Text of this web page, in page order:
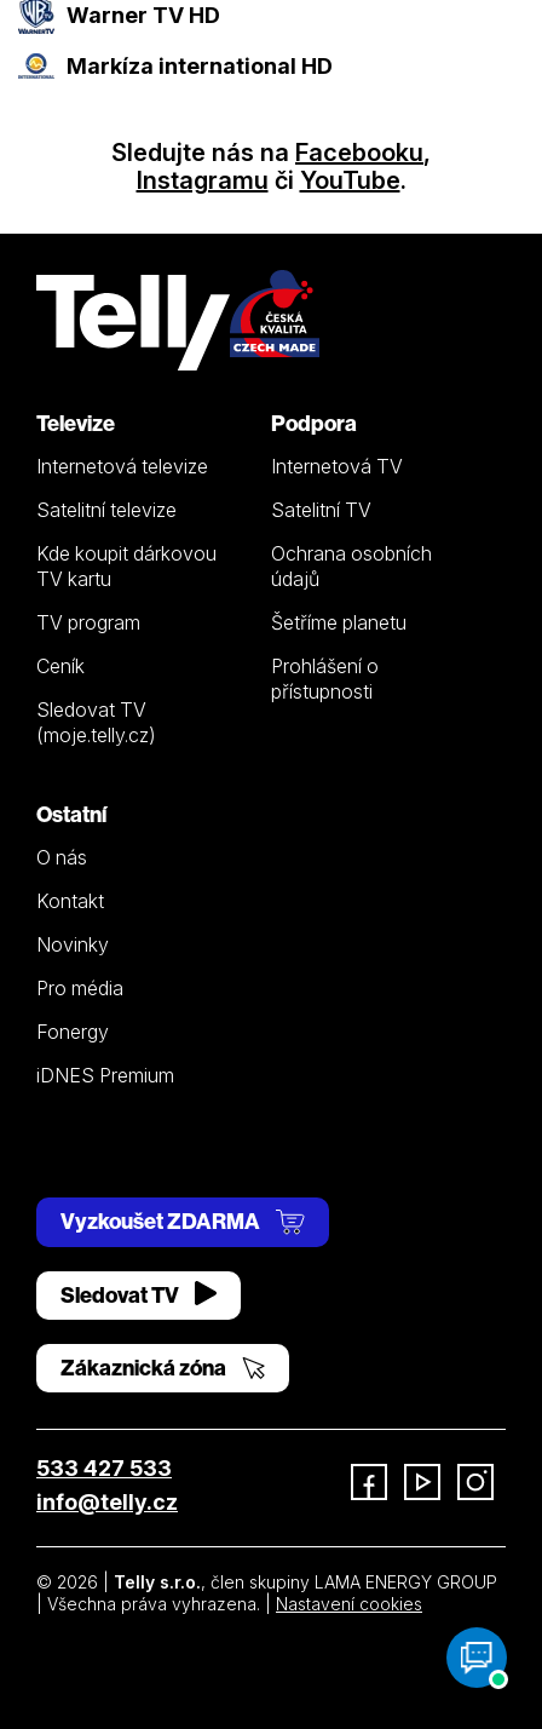
Warner TV HD
Markíza international HD
Sledujte nás na Facebooku,
Instagramu či YouTube.
Televize
Internetová televize
Satelitní televize
Kde koupit dárkovou
TV kartu
TV program
Ceník
Sledovat TV
(moje.telly.cz)
Podpora
Internetová TV
Satelitní TV
Ochrana osobních
údajů
Šetříme planetu
Prohlášení o
přístupnosti
Ostatní
O nás
Kontakt
Novinky
Pro média
Fonergy
iDNES Premium
Vyzkoušet ZDARMA
Sledovat TV
Zákaznická zóna
533 427 533
info@telly.cz
© 2026 | Telly s.r.o., člen skupiny LAMA ENERGY GROUP
| Všechna práva vyhrazena. |
Nastavení cookies